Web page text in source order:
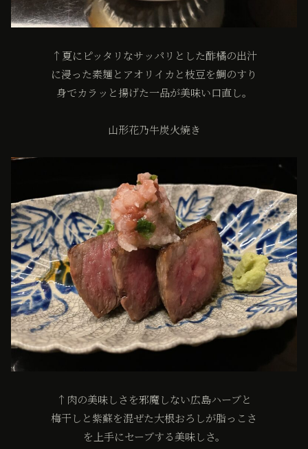
↑夏にピッタリなサッパリとした酢橘の出汁
に浸った素麺とアオリイカと枝豆を鯛のすり
身でカラッと揚げた一品が美味い口直し。
山形花乃牛炭火焼き
↑肉の美味しさを邪魔しない広島ハーブと
梅干しと紫蘇を混ぜた大根おろしが脂っこさ
を上手にセーブする美味しさ。